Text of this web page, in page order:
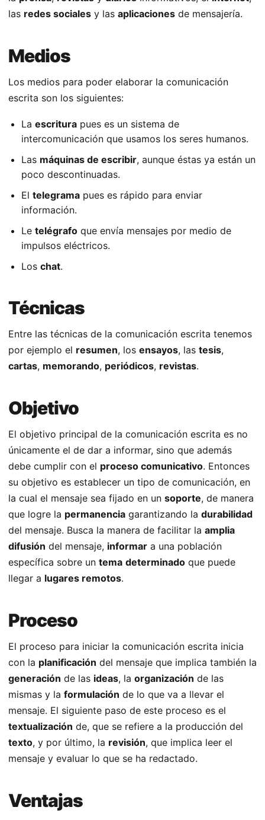
las redes sociales y las aplicaciones de mensajería.
Medios
Los medios para poder elaborar la comunicación
escrita son los siguientes:
La escritura pues es un sistema de
intercomunicación que usamos los seres humanos.
Las máquinas de escribir, aunque éstas ya están un
poco descontinuadas.
El telegrama pues es rápido para enviar
información.
Le telégrafo que envía mensajes por medio de
impulsos eléctricos.
Los chat.
Técnicas
Entre las técnicas de la comunicación escrita tenemos
por ejemplo el resumen, los ensayos, las tesis,
cartas, memorando, periódicos, revistas.
Objetivo
El objetivo principal de la comunicación escrita es no
únicamente el de dar a informar, sino que además
debe cumplir con el proceso comunicativo. Entonces
su objetivo es establecer un tipo de comunicación, en
la cual el mensaje sea fijado en un soporte, de manera
que logre la permanencia garantizando la durabilidad
del mensaje. Busca la manera de facilitar la amplia
difusión del mensaje, informar a una población
específica sobre un tema determinado que puede
llegar a lugares remotos.
Proceso
El proceso para iniciar la comunicación escrita inicia
con la planificación del mensaje que implica también la
generación de las ideas, la organización de las
mismas y la formulación de lo que va a llevar el
mensaje. El siguiente paso de este proceso es el
textualización de, que se refiere a la producción del
texto, y por último, la revisión, que implica leer el
mensaje y evaluar lo que se ha redactado.
Ventajas